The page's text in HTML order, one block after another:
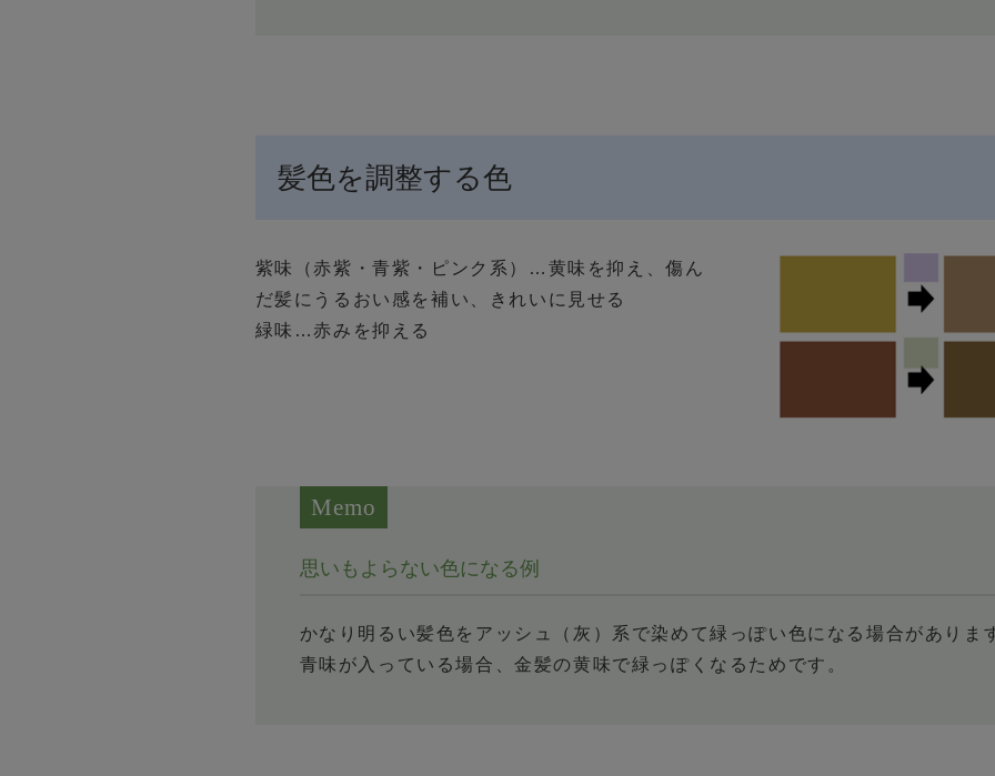
髪色を調整する色
紫味
（赤紫・青紫・ピンク系）…黄味を抑え、傷ん
だ髪にうるおい感を補い、きれいに見せる
緑味 …赤みを抑える
Memo
思いもよらない色になる例
かなり明るい髪色をアッシュ（灰）系で染めて緑っぽい色になる場合がありま
青味が入っている場合、金髪の黄味で緑っぽくなるためです。